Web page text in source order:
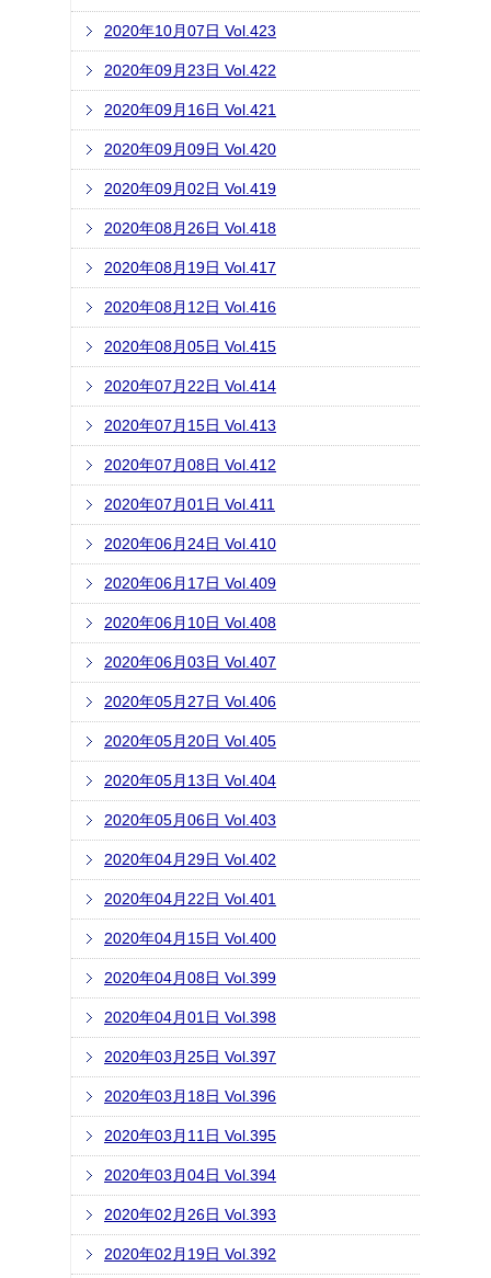
2020年10月07日 Vol.423
2020年09月23日 Vol.422
2020年09月16日 Vol.421
2020年09月09日 Vol.420
2020年09月02日 Vol.419
2020年08月26日 Vol.418
2020年08月19日 Vol.417
2020年08月12日 Vol.416
2020年08月05日 Vol.415
2020年07月22日 Vol.414
2020年07月15日 Vol.413
2020年07月08日 Vol.412
2020年07月01日 Vol.411
2020年06月24日 Vol.410
2020年06月17日 Vol.409
2020年06月10日 Vol.408
2020年06月03日 Vol.407
2020年05月27日 Vol.406
2020年05月20日 Vol.405
2020年05月13日 Vol.404
2020年05月06日 Vol.403
2020年04月29日 Vol.402
2020年04月22日 Vol.401
2020年04月15日 Vol.400
2020年04月08日 Vol.399
2020年04月01日 Vol.398
2020年03月25日 Vol.397
2020年03月18日 Vol.396
2020年03月11日 Vol.395
2020年03月04日 Vol.394
2020年02月26日 Vol.393
2020年02月19日 Vol.392